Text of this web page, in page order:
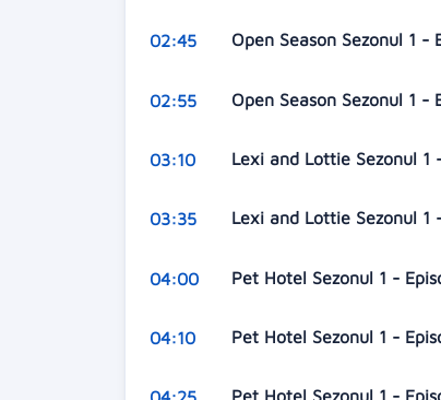
02:45 Open Season Sezonul 1 -
02:55 Open Season Sezonul 1 -
03:10 Lexi and Lottie Sezonul 1
03:35 Lexi and Lottie Sezonul 1
04:00 Pet Hotel Sezonul 1 -
04:10 Pet Hotel Sezonul 1 -
Pet Hotel Sezonul 1 -